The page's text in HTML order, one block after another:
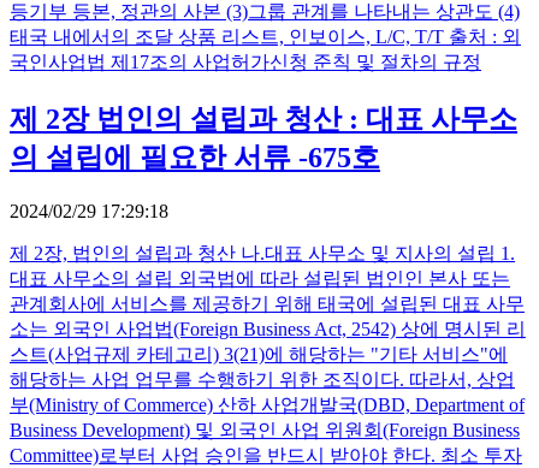
등기부 등본, 정관의 사본 (3)그룹 관계를 나타내는 상관도 (4)
태국 내에서의 조달 상품 리스트, 인보이스, L/C, T/T 출처 : 외
국인사업법 제17조의 사업허가신청 준칙 및 절차의 규정
제 2장 법인의 설립과 청산 : 대표 사무소
의 설립에 필요한 서류 -675호
2024/02/29 17:29:18
제 2장, 법인의 설립과 청산 나.대표 사무소 및 지사의 설립 1.
대표 사무소의 설립 외국법에 따라 설립된 법인인 본사 또는
관계회사에 서비스를 제공하기 위해 태국에 설립된 대표 사무
소는 외국인 사업법(Foreign Business Act, 2542) 상에 명시된 리
스트(사업규제 카테고리) 3(21)에 해당하는 "기타 서비스"에
해당하는 사업 업무를 수행하기 위한 조직이다. 따라서, 상업
부(Ministry of Commerce) 산하 사업개발국(DBD, Department of
Business Development) 및 외국인 사업 위원회(Foreign Business
Committee)로부터 사업 승인을 반드시 받아야 한다. 최소 투자